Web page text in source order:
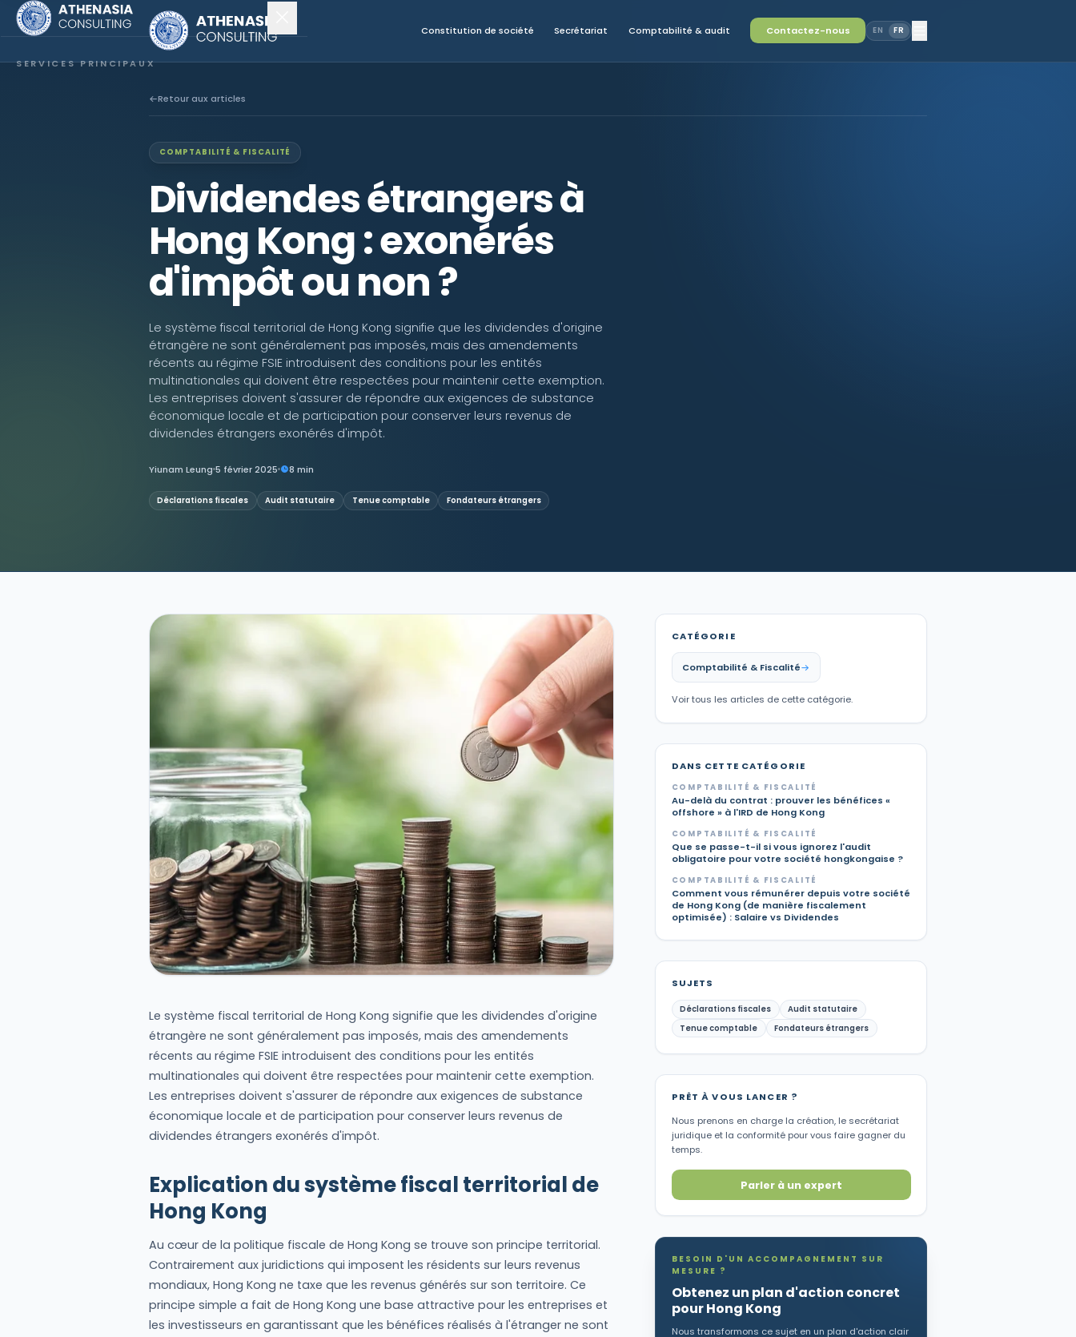
Constitution de société Secrétariat Comptabilité & audit Contactez-nous EN FR
SERVICES PRINCIPAUX
Retour aux articles
COMPTABILITÉ & FISCALITÉ
Dividendes étrangers à
Hong Kong : exonérés
d'impôt ou non ?
Le système fiscal territorial de Hong Kong signifie que les dividendes d'origine
étrangère ne sont généralement pas imposés, mais des amendements
récents au régime FSIE introduisent des conditions pour les entités
multinationales qui doivent être respectées pour maintenir cette exemption.
Les entreprises doivent s'assurer de répondre aux exigences de substance
économique locale et de participation pour conserver leurs revenus de
dividendes étrangers exonérés d'impôt.
Yiunam Leung 5 février 2025 8 min
Déclarations fiscales Audit statutaire Tenue comptable Fondateurs étrangers
Le système fiscal territorial de Hong Kong signifie que les dividendes d'origine
étrangère ne sont généralement pas imposés, mais des amendements
récents au régime FSIE introduisent des conditions pour les entités
multinationales qui doivent être respectées pour maintenir cette exemption.
Les entreprises doivent s'assurer de répondre aux exigences de substance
économique locale et de participation pour conserver leurs revenus de
dividendes étrangers exonérés d'impôt.
Explication du système fiscal territorial de
Hong Kong
Au cœur de la politique fiscale de Hong Kong se trouve son principe territorial.
Contrairement aux juridictions qui imposent les résidents sur leurs revenus
mondiaux, Hong Kong ne taxe que les revenus générés sur son territoire. Ce
principe simple a fait de Hong Kong une base attractive pour les entreprises et
les investisseurs en garantissant que les bénéfices réalisés à l'étranger ne sont
CATÉGORIE
Comptabilité & Fiscalité
Voir tous les articles de cette catégorie.
DANS CETTE CATÉGORIE
COMPTABILITÉ & FISCALITÉ
Au-delà du contrat : prouver les bénéfices «
offshore » à l'IRD de Hong Kong
COMPTABILITÉ & FISCALITÉ
Que se passe-t-il si vous ignorez l'audit
obligatoire pour votre société hongkongaise ?
COMPTABILITÉ & FISCALITÉ
Comment vous rémunérer depuis votre société
de Hong Kong (de manière fiscalement
optimisée) : Salaire vs Dividendes
SUJETS
Déclarations fiscales
Audit statutaire
Tenue comptable
Fondateurs étrangers
PRÊT À VOUS LANCER ?
Nous prenons en charge la création, le secrétariat
juridique et la conformité pour vous faire gagner du
temps.
Parler à un expert
BESOIN D'UN ACCOMPAGNEMENT SUR
MESURE ?
Obtenez un plan d'action concret
pour Hong Kong
Nous transformons ce sujet en un plan d'action clair